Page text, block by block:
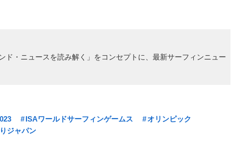
ド・ニュースを読み解く」をコンセプトに、最新サーフィンニュー
ISAワールドサーフィンゲームス
オリンピック
ジャパン